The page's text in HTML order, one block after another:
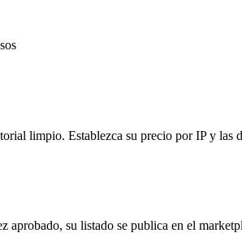
limpio. Establezca su precio por IP y las
su listado se publica en el